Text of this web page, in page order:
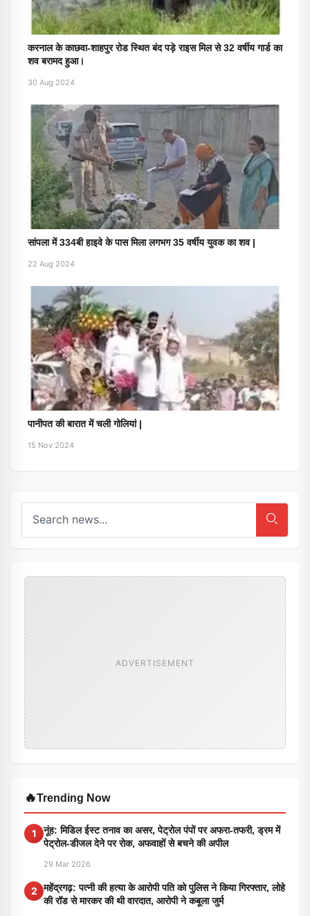
करनाल के काछवा-शाहपुर रोड स्थित बंद पड़े राइस मिल से 32 वर्षीय गार्ड का
शव बरामद हुआ।
30 Aug 2024
सांपला में 334बी हाइवे के पास मिला लगभग 35 वर्षीय युवक का शव |
22 Aug 2024
पानीपत की बारात में चली गोलियां |
15 Nov 2024
ADVERTISEMENT
🔥Trending Now
1
नूंह: मिडिल ईस्ट तनाव का असर, पेट्रोल पंपों पर अफरा-तफरी, ड्रम में
पेट्रोल-डीजल देने पर रोक, अफवाहों से बचने की अपील
29 Mar 2026
2
महेंद्रगढ़: पत्नी की हत्या के आरोपी पति को पुलिस ने किया गिरफ्तार, लोहे
की रॉड से मारकर की थी वारदात, आरोपी ने कबूला जुर्म